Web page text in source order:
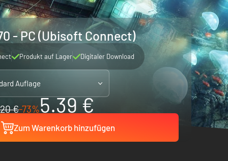
- PC (Ubisoft Connect)
Produkt auf Lager Digitaler Download
Auflage
20 €-73%5.39 €
Zum Warenkorb hinzufügen